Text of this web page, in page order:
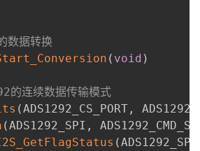
数据转换
( void )
连续数据传输模式
(ADS1292_CS_PORT ,
(ADS1292_SPI ,
(ADS1292_SPI